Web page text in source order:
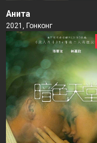
Анита
2021, Гонконг